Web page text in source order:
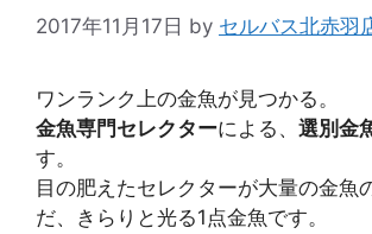
2017年11月17日 by セルバス北赤羽
ワンランク上の金魚が見つかる。
金魚専門セレクターによる、 選別金
す。
目の肥えたセレクターが大量の金魚
だ、きらりと光る1点金魚です。